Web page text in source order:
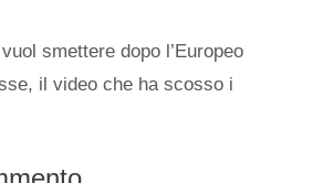
smettere dopo l’Europeo
il video che ha scosso i